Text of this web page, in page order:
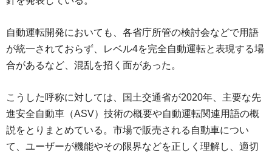
自動運転開発においても、各省庁所管の検討会などで用語
が統一されておらず、レベル4を完全自動運転と表現する場
合があるなど、混乱を招く面があった。
こうした呼称に対しては、国土交通省が2020年、主要な先
進安全自動車（ASV）技術の概要や自動運転関連用語の概
説をとりまとめている。市場で販売される自動車につい
て、ユーザーが機能やその限界などを正しく理解し、適切